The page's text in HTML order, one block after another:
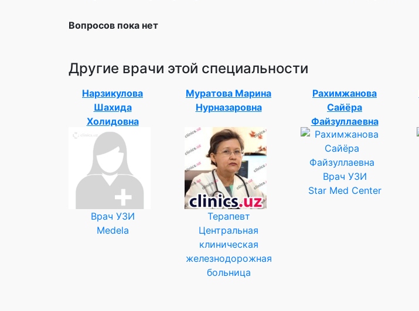
Вопросов пока нет
Другие врачи этой специальности
Нарзикулова
Шахида
Холидовна
Врач УЗИ
Medela
Муратова Марина
Нурназаровна
Терапевт
Центральная
клиническая
железнодорожная
больница
Рахимжанова
Сайёра
Файзуллаевна
Врач УЗИ
Star Med Center